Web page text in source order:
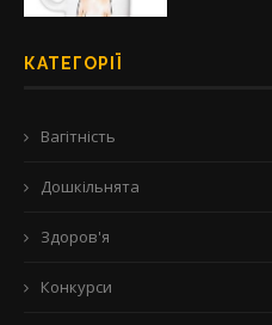
КАТЕГОРІЇ
Вагітність
Дошкільнята
Здоров'я
Конкурси